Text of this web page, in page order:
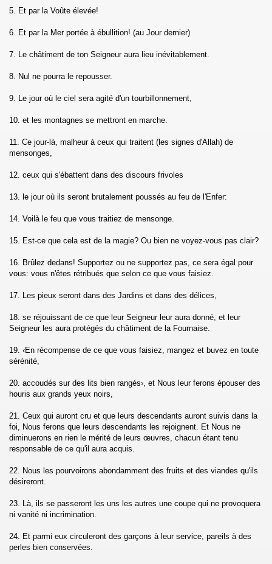
5. Et par la Voûte élevée!
6. Et par la Mer portée à ébullition! (au Jour dernier)
7. Le châtiment de ton Seigneur aura lieu inévitablement.
8. Nul ne pourra le repousser.
9. Le jour où le ciel sera agité d'un tourbillonnement,
10. et les montagnes se mettront en marche.
11. Ce jour-là, malheur à ceux qui traitent (les signes d'Allah) de
mensonges,
12. ceux qui s'ébattent dans des discours frivoles
13. le jour où ils seront brutalement poussés au feu de l'Enfer:
14. Voilà le feu que vous traitiez de mensonge.
15. Est-ce que cela est de la magie? Ou bien ne voyez-vous pas clair?
16. Brûlez dedans! Supportez ou ne supportez pas, ce sera égal pour
vous: vous n'êtes rétribués que selon ce que vous faisiez.
17. Les pieux seront dans des Jardins et dans des délices,
18. se réjouissant de ce que leur Seigneur leur aura donné, et leur
Seigneur les aura protégés du châtiment de la Fournaise.
19. ‹En récompense de ce que vous faisiez, mangez et buvez en toute
sérénité,
20. accoudés sur des lits bien rangés›, et Nous leur ferons épouser des
houris aux grands yeux noirs,
21. Ceux qui auront cru et que leurs descendants auront suivis dans la
foi, Nous ferons que leurs descendants les rejoignent. Et Nous ne
diminuerons en rien le mérité de leurs œuvres, chacun étant tenu
responsable de ce qu'il aura acquis.
22. Nous les pourvoirons abondamment des fruits et des viandes qu'ils
désireront.
23. Là, ils se passeront les uns les autres une coupe qui ne provoquera
ni vanité ni incrimination.
24. Et parmi eux circuleront des garçons à leur service, pareils à des
perles bien conservées.